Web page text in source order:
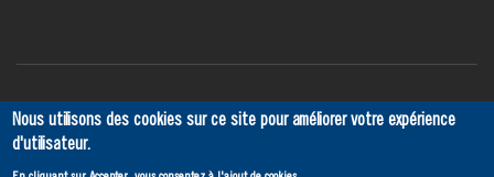
Menu
Footer
Actualités Agenda SCRIBe Ancien Contact
Nous utilisons des cookies sur ce site pour améliorer votre expérience
d'utilisateur.